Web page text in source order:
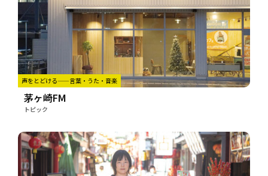
声をとどける——言葉・うた・音楽
茅ヶ崎FM
トピック